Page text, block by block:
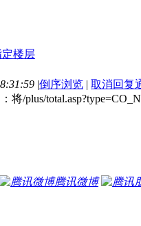
|倒序浏览 | 取消回复
将/plus/
腾讯微博